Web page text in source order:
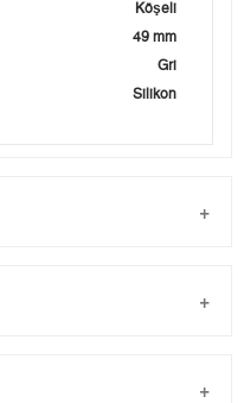
Köşeli
49 mm
Gri
Silikon